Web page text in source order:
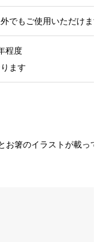
でもご使用いただけます
程度
ます
お箸のイラストが載って